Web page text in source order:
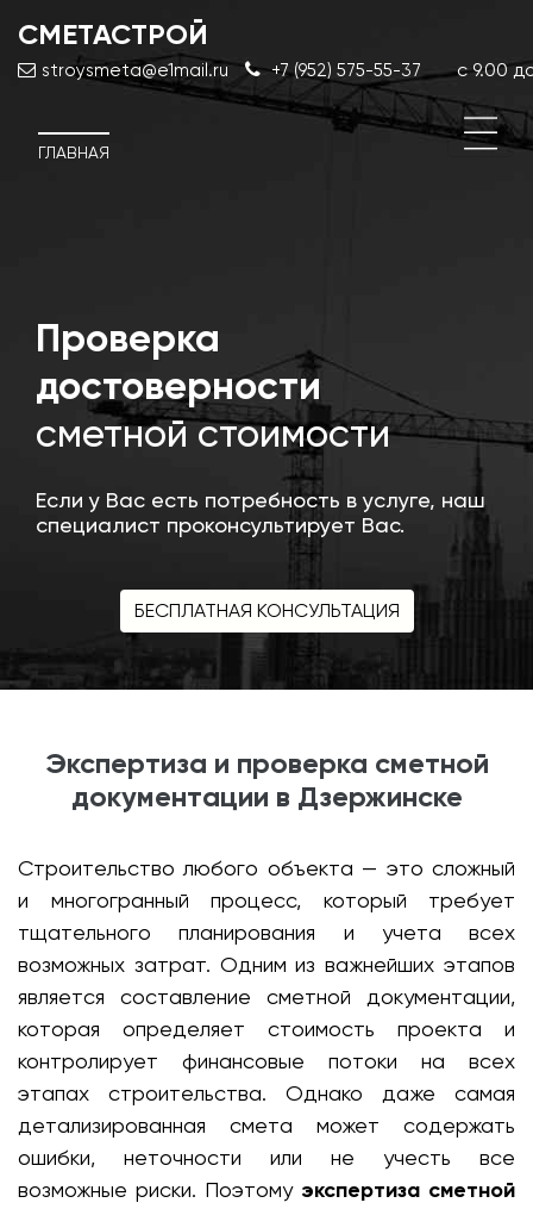
СМЕТАСТРОЙ
stroysmeta@e1mail.ru +7 (952) 575-55-37 с 9.00
ГЛАВНАЯ
Проверка
достоверности
сметной стоимости
Если у Вас есть потребность в услуге, наш
специалист проконсультирует Вас.
БЕСПЛАТНАЯ КОНСУЛЬТАЦИЯ
Экспертиза и проверка сметной
документации в Дзержинске
Строительство любого объекта — это сложный
и многогранный процесс, который требует
тщательного планирования и учета всех
возможных затрат. Одним из важнейших этапов
является составление сметной документации,
которая определяет стоимость проекта и
контролирует финансовые потоки на всех
этапах строительства. Однако даже самая
детализированная смета может содержать
ошибки, неточности или не учесть все
возможные риски. Поэтому экспертиза сметной